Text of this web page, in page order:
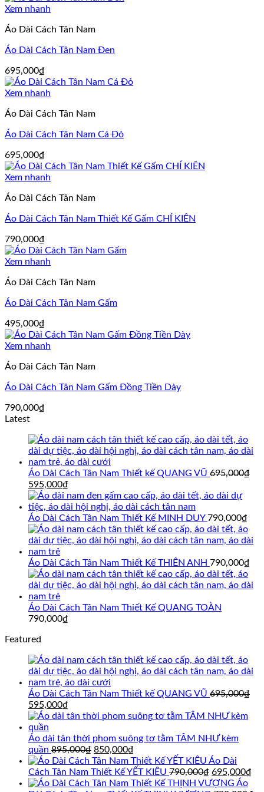
là:
595,000₫.
Xem nhanh
Áo Dài Cách Tân Nam
Áo Dài Cách Tân Nam Đen
695,000₫
Xem nhanh
Áo Dài Cách Tân Nam
Áo Dài Cách Tân Nam Cá Đỏ
695,000₫
Xem nhanh
Áo Dài Cách Tân Nam
Áo Dài Cách Tân Nam Thiết Kế Gấm CHÍ KIÊN
790,000₫
Xem nhanh
Áo Dài Cách Tân Nam
Áo Dài Cách Tân Nam Gấm
495,000₫
Xem nhanh
Áo Dài Cách Tân Nam
Áo Dài Cách Tân Nam Gấm Đồng Tiền Dày
790,000₫
Latest
Áo Dài Cách Tân Nam Thiết kế QUANG VŨ 695,000₫
Giá
gốc
là:
695,000₫.
595,000₫
hiện
tại
là:
595,000₫.
Áo Dài Cách Tân Nam Thiết Kế MINH DUY 790,000₫
Áo Dài Cách Tân Nam Thiết Kế THIÊN ANH 790,000₫
Áo Dài Cách Tân Nam Thiết Kế QUANG TOÀN
790,000₫
Featured
Áo Dài Cách Tân Nam Thiết kế QUANG VŨ 695,000₫
Giá
gốc
là:
695,000₫.
595,000₫
hiện
là:
595,000₫.
Áo dài tân thời phom suông tơ tằm TÂM NHƯ kèm
quần 895,000₫ Giá
gốc
là:
895,000₫.
850,000₫
hiện
tại
là:
Áo Dài
Cách Tân Nam Thiết Kế YẾT KIÊU 790,000₫ Giá
gốc
695,000₫
Áo